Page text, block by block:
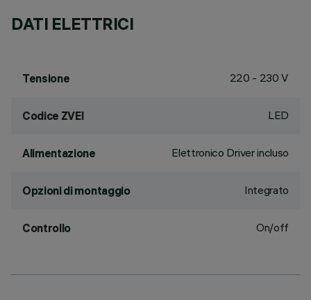
DATI ELETTRICI
Tensione 220 - 230 V
Codice ZVEI LED
Alimentazione Elettronico Driver incluso
Opzioni di montaggio Integrato
Controllo On/off